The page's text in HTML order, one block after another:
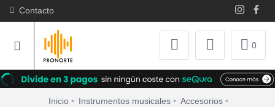
Contacto
0
Inicio Instrumentos musicales
Accesorios